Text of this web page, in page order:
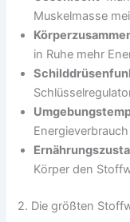
Muskelmasse
in Ruhe mehr
Körper den
2. Die größten